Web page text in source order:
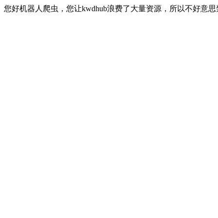
您好机器人爬虫，您让kwdhub浪费了大量资源，所以不好意思